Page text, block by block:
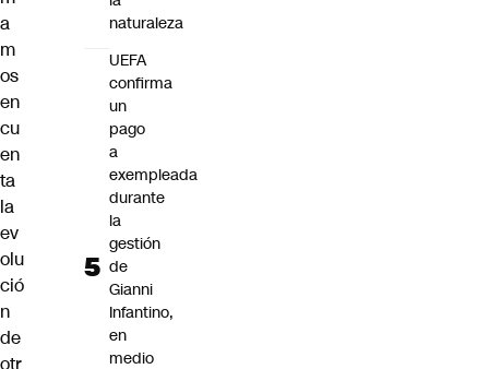
a
m
os
en
cu
en
ta
la
ev
olu
ció
n
de
naturaleza
UEFA
confirma
un
pago
a
exempleada
durante
la
gestión
de
Gianni
Infantino,
en
medio